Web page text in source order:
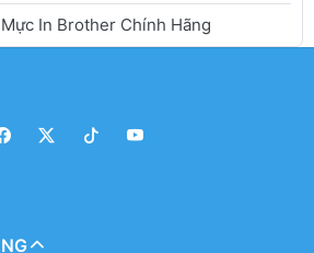
In Brother Chính Hãng